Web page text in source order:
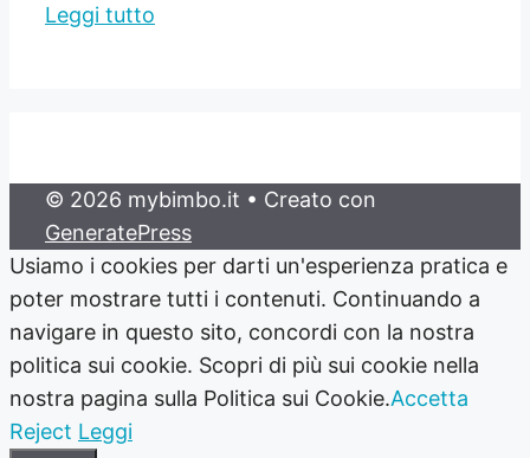
Leggi tutto
© 2026 mybimbo.it • Creato con
GeneratePress
Usiamo i cookies per darti un'esperienza pratica e
poter mostrare tutti i contenuti. Continuando a
navigare in questo sito, concordi con la nostra
politica sui cookie. Scopri di più sui cookie nella
nostra pagina sulla Politica sui Cookie.Accetta
Reject Leggi